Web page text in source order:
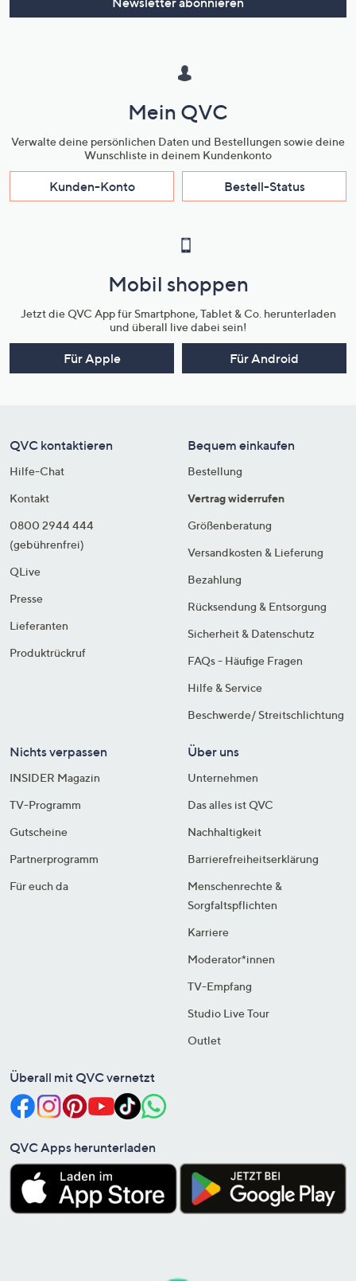
Mein QVC
Verwalte deine persönlichen Daten und Bestellungen sowie deine
Wunschliste in deinem Kundenkonto
Kunden-Konto Bestell-Status
Mobil shoppen
Jetzt die QVC App für Smartphone, Tablet & Co. herunterladen
und überall live dabei sein!
Für Apple Für Android
QVC kontaktieren
Hilfe-Chat
Kontakt
0800 2944 444
(gebührenfrei)
QLive
Presse
Lieferanten
Produktrückruf
Bequem einkaufen
Bestellung
Vertrag widerrufen
Größenberatung
Versandkosten & Lieferung
Bezahlung
Rücksendung & Entsorgung
Sicherheit & Datenschutz
FAQs - Häufige Fragen
Hilfe & Service
Beschwerde/ Streitschlichtung
Nichts verpassen
INSIDER Magazin
TV-Programm
Gutscheine
Partnerprogramm
Für euch da
Über uns
Unternehmen
Das alles ist QVC
Nachhaltigkeit
Barrierefreiheitserklärung
Menschenrechte &
Sorgfaltspflichten
Karriere
Moderator*innen
TV-Empfang
Studio Live Tour
Outlet
Überall mit QVC vernetzt
QVC Apps herunterladen